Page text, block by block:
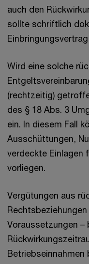
auch den
sollte schriftlich
Wird eine solche
(rechtzeitig)
des § 18 Abs. 3
ein. In diesem Fall
Ausschüttungen,
verdeckte Einlagen
vorliegen.
Vergütungen aus
Voraussetzungen –
Betriebseinnahmen